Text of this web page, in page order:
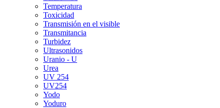
Temperatura
Toxicidad
Transmisión en el visible
Transmitancia
Turbidez
Ultrasonidos
Uranio - U
Urea
UV 254
UV254
Yodo
Yoduro